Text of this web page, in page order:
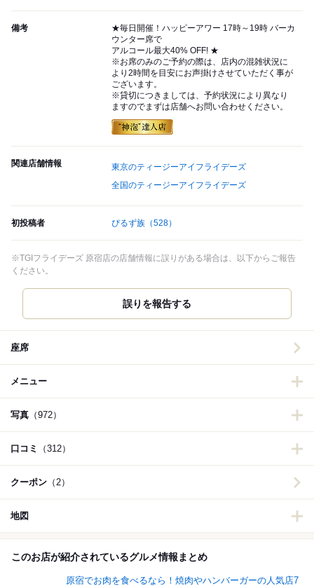
備考
★毎日開催！ハッピーアワー 17時～19時 バーカ
ウンター席で
アルコール最大40% OFF! ★
※お席のみのご予約の際は、店内の混雑状況に
より2時間を目安にお声掛けさせていただく事が
ございます。
※貸切につきましては、予約状況により異なり
ますのでまずは店舗へお問い合わせください。
関連店舗情報
東京のティージーアイフライデーズ
全国のティージーアイフライデーズ
初投稿者 ぴるず族 （528）
※TGIフライデーズ 原宿店の店舗情報に誤りがある場合は、以下からご報告
ください。
誤りを報告する
座席
メニュー
写真 （972）
口コミ （312）
クーポン （2）
地図
このお店が紹介されているグルメ情報まとめ
原宿でお肉を食べるなら！焼肉やハンバーガーの人気店7